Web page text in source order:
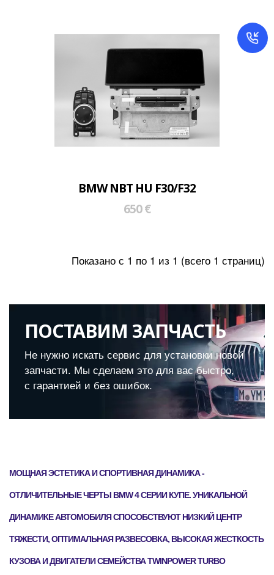
BMW NBT HU F30/F32
650 €
Показано с 1 по 1 из 1 (всего 1 страниц)
ПОСТАВИМ ЗАПЧАСТЬ
Не нужно искать сервис для установки новой
запчасти. Мы сделаем это для вас быстро,
с гарантией и без ошибок.
МОЩНАЯ ЭСТЕТИКА И СПОРТИВНАЯ ДИНАМИКА -
ОТЛИЧИТЕЛЬНЫЕ ЧЕРТЫ BMW 4 СЕРИИ КУПЕ. УНИКАЛЬНОЙ
ДИНАМИКЕ АВТОМОБИЛЯ СПОСОБСТВУЮТ НИЗКИЙ ЦЕНТР
ТЯЖЕСТИ, ОПТИМАЛЬНАЯ РАЗВЕСОВКА, ВЫСОКАЯ ЖЕСТКОСТЬ
КУЗОВА И ДВИГАТЕЛИ СЕМЕЙСТВА TWINPOWER TURBO